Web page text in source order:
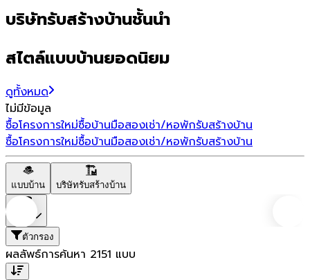
บริษัทรับสร้างบ้านชั้นนำ
สไตล์แบบบ้านยอดนิยม
ดูทั้งหมด
ไม่มีข้อมูล
ซื้อโครงการใหม่ซื้อบ้านมือสองเช่า/หอพักรับสร้างบ้าน
ซื้อโครงการใหม่ซื้อบ้านมือสองเช่า/หอพักรับสร้างบ้าน
แบบบ้าน บริษัทรับสร้างบ้าน
ตัวกรอง
ผลลัพธ์การค้นหา 2151 แบบ